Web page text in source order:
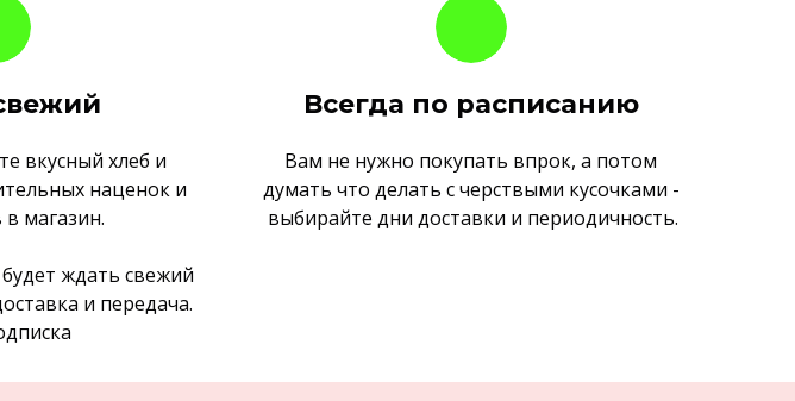
вкусный хлеб и
наценок и
магазин.
ждать свежий
и передача.
Всегда по расписанию
Вам не нужно покупать впрок, а потом
думать что делать с черствыми кусочками -
выбирайте дни доставки и периодичность.